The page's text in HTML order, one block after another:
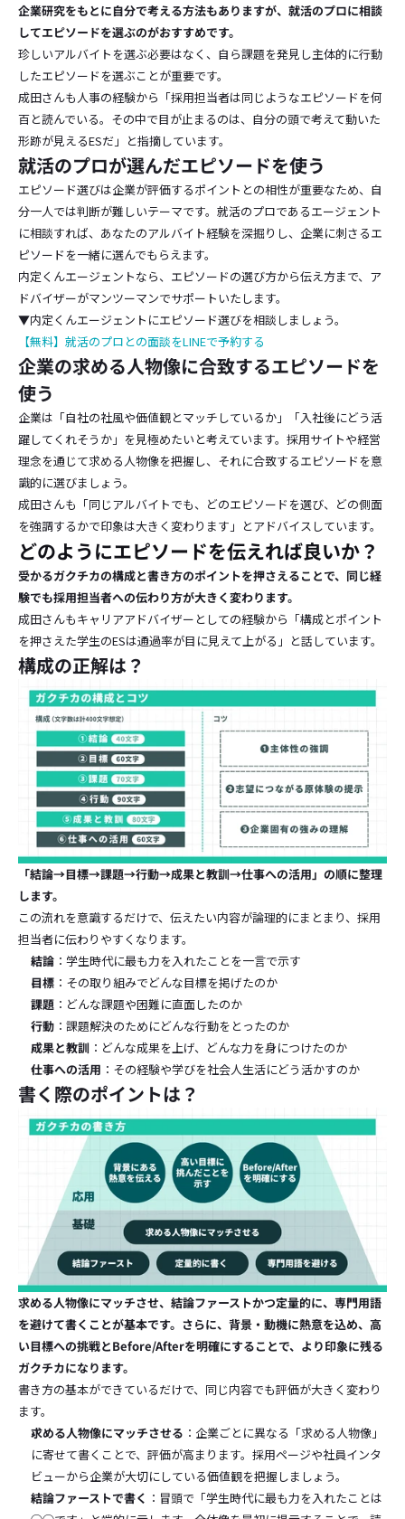
企業研究をもとに自分で考える方法もありますが、就活のプロに相談
してエピソードを選ぶのがおすすめです。
珍しいアルバイトを選ぶ必要はなく、自ら課題を発見し主体的に行動
したエピソードを選ぶことが重要です。
成田さんも人事の経験から「採用担当者は同じようなエピソードを何
百と読んでいる。その中で目が止まるのは、自分の頭で考えて動いた
形跡が見えるESだ」と指摘しています。
就活のプロが選んだエピソードを使う
エピソード選びは企業が評価するポイントとの相性が重要なため、自
分一人では判断が難しいテーマです。就活のプロであるエージェント
に相談すれば、あなたのアルバイト経験を深掘りし、企業に刺さるエ
ピソードを一緒に選んでもらえます。
内定くんエージェントなら、エピソードの選び方から伝え方まで、ア
ドバイザーがマンツーマンでサポートいたします。
▼内定くんエージェントにエピソード選びを相談しましょう。
【無料】就活のプロとの面談をLINEで予約する
企業の求める人物像に合致するエピソードを
使う
企業は「自社の社風や価値観とマッチしているか」「入社後にどう活
躍してくれそうか」を見極めたいと考えています。採用サイトや経営
理念を通じて求める人物像を把握し、それに合致するエピソードを意
識的に選びましょう。
成田さんも「同じアルバイトでも、どのエピソードを選び、どの側面
を強調するかで印象は大きく変わります」とアドバイスしています。
どのようにエピソードを伝えれば良いか？
受かるガクチカの構成と書き方のポイントを押さえることで、同じ経
験でも採用担当者への伝わり方が大きく変わります。
成田さんもキャリアアドバイザーとしての経験から「構成とポイント
を押さえた学生のESは通過率が目に見えて上がる」と話しています。
構成の正解は？
「結論→目標→課題→行動→成果と教訓→仕事への活用」の順に整理
します。
この流れを意識するだけで、伝えたい内容が論理的にまとまり、採用
担当者に伝わりやすくなります。
結論 ：学生時代に最も力を入れたことを一言で示す
目標 ：その取り組みでどんな目標を掲げたのか
課題 ：どんな課題や困難に直面したのか
行動 ：課題解決のためにどんな行動をとったのか
成果と教訓 ：どんな成果を上げ、どんな力を身につけたのか
仕事への活用 ：その経験や学びを社会人生活にどう活かすのか
書く際のポイントは？
求める人物像にマッチさせ、結論ファーストかつ定量的に、専門用語
を避けて書くことが基本です。さらに、背景・動機に熱意を込め、高
い目標への挑戦とBefore/Afterを明確にすることで、より印象に残る
ガクチカになります。
書き方の基本ができているだけで、同じ内容でも評価が大きく変わり
ます。
求める人物像にマッチさせる ：企業ごとに異なる「求める人物像」
に寄せて書くことで、評価が高まります。採用ページや社員インタ
ビューから企業が大切にしている価値観を把握しましょう。
結論ファーストで書く ：冒頭で「学生時代に最も力を入れたことは